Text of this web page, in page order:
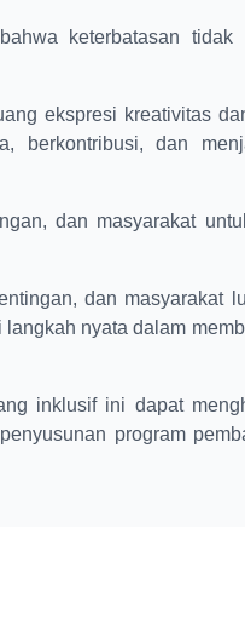
keterbatasan tidak
ekspresi kreativitas
berkontribusi, dan
dan masyarakat
dan masyarakat
nyata dalam
inklusif ini dapat
program
Lampung Timur Canangkan